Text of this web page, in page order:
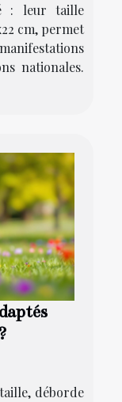
: leur taille
cm, permet
nationales.
déborde